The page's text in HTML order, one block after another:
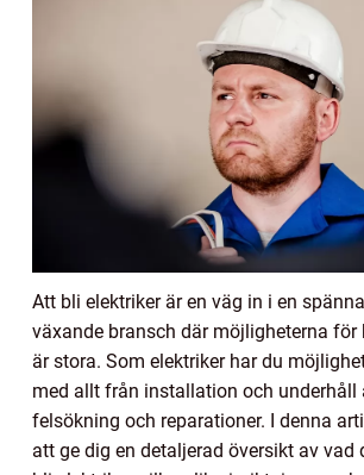
Att bli elektriker är en väg in i en
växande bransch där möjligheterna för
är stora. Som elektriker har du
med allt från installation och underhåll
felsökning och reparationer. I denna
att ge dig en detaljerad översikt av vad